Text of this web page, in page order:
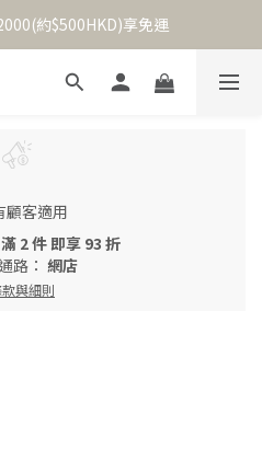
】冷萃咖啡套組🧊
約$500HKD)享免運
】冷萃咖啡套組🧊
顧客適用
2 件 即享 93 折
路： 網店
與細則